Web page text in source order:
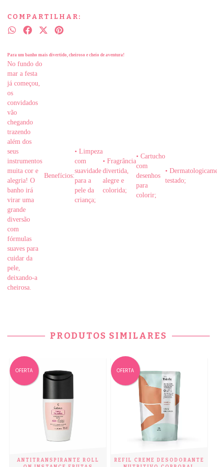
COMPARTILHAR:
Para um banho mais divertido, cheiroso e cheio de aventura!
No fundo do
mar a festa
já começou,
os
convidados
vão
chegando
trazendo
além dos
seus
instrumentos
muita cor e
alegria! O
banho irá
virar uma
grande
diversão
com
fórmulas
suaves para
cuidar da
pele,
deixando-a
cheirosa.
Benefícios:
• Limpeza
com
suavidade
para a
pele da
criança;
• Fragrância
divertida,
alegre e
colorida;
• Cartucho
com
desenhos
para
colorir;
•
testado;
PRODUTOS SIMILARES
OFERTA
ANTITRANSPIRANTE ROLL
OFERTA
REFIL CREME DESODORANTE